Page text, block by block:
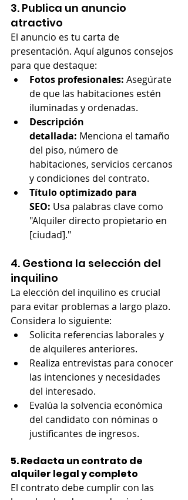
3. Publica un anuncio
atractivo
El anuncio es tu carta de
presentación. Aquí algunos consejos
para que destaque:
Fotos profesionales: Asegúrate
de que las habitaciones estén
iluminadas y ordenadas.
Descripción
detallada: Menciona el tamaño
del piso, número de
habitaciones, servicios cercanos
y condiciones del contrato.
Título optimizado para
SEO: Usa palabras clave como
"Alquiler directo propietario en
[ciudad]."
4. Gestiona la selección del
inquilino
La elección del inquilino es crucial
para evitar problemas a largo plazo.
Considera lo siguiente:
Solicita referencias laborales y
de alquileres anteriores.
Realiza entrevistas para conocer
las intenciones y necesidades
del interesado.
Evalúa la solvencia económica
del candidato con nóminas o
justificantes de ingresos.
5. Redacta un contrato de
alquiler legal y completo
El contrato debe cumplir con las